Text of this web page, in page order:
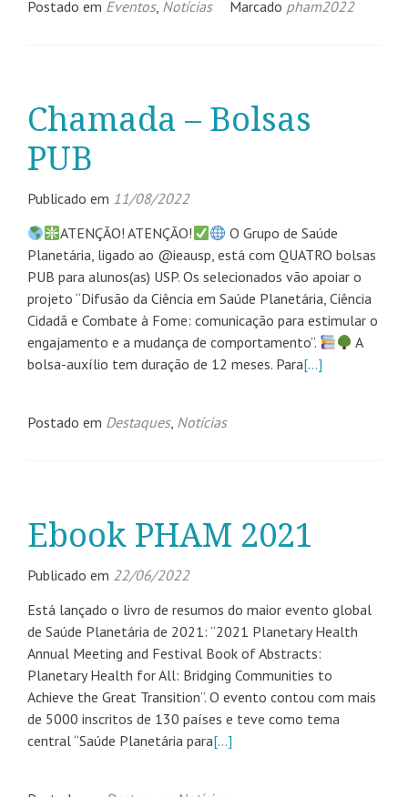
Postado em Eventos, Notícias Marcado pham2022
Chamada – Bolsas
PUB
Publicado em 11/08/2022
ATENÇÃO! ATENÇÃO!
O Grupo de Saúde
Planetária, ligado ao @ieausp, está com QUATRO bolsas
PUB para alunos(as) USP. Os selecionados vão apoiar o
projeto “Difusão da Ciência em Saúde Planetária, Ciência
Cidadã e Combate à Fome: comunicação para estimular o
engajamento e a mudança de comportamento”.
A
bolsa-auxílio tem duração de 12 meses. Para[…]
Postado em Destaques, Notícias
Ebook PHAM 2021
Publicado em 22/06/2022
Está lançado o livro de resumos do maior evento global
de Saúde Planetária de 2021: “2021 Planetary Health
Annual Meeting and Festival Book of Abstracts:
Planetary Health for All: Bridging Communities to
Achieve the Great Transition”. O evento contou com mais
de 5000 inscritos de 130 países e teve como tema
central “Saúde Planetária para[…]